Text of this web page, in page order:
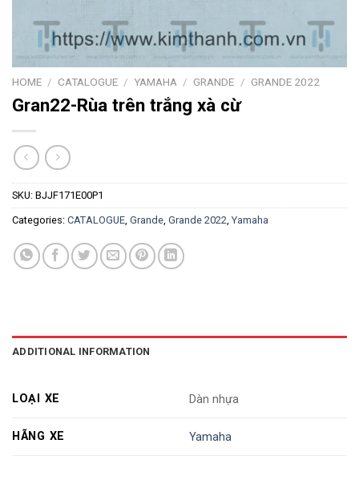
HOME / CATALOGUE / YAMAHA / GRANDE / GRANDE 2022
Gran22-Rùa trên trắng xà cừ
SKU: BJJF171E00P1
Categories: CATALOGUE, Grande, Grande 2022, Yamaha
ADDITIONAL INFORMATION
LOẠI XE Dàn nhựa
HÃNG XE Yamaha